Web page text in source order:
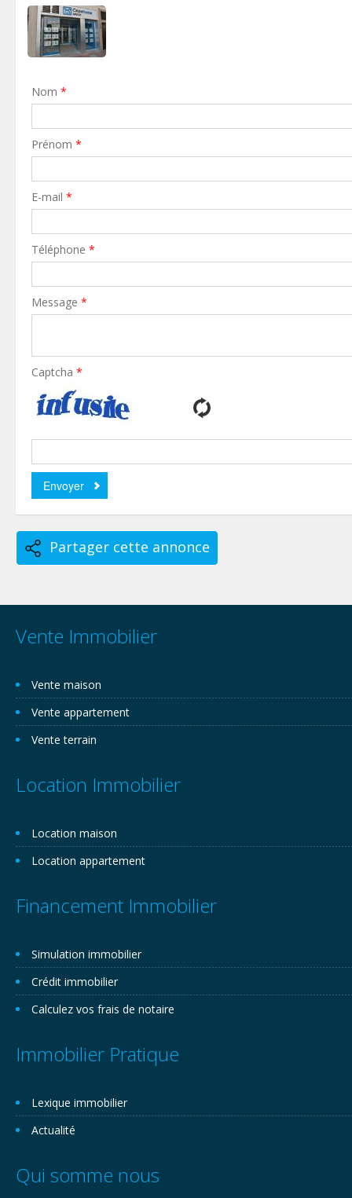
Nom *
Prénom *
E-mail *
Téléphone *
Message *
Captcha *
Partager cette annonce
Vente Immobilier
Vente maison
Vente appartement
Vente terrain
Location Immobilier
Location maison
Location appartement
Financement Immobilier
Simulation immobilier
Crédit immobilier
Calculez vos frais de notaire
Immobilier Pratique
Lexique immobilier
Actualité
Qui somme nous